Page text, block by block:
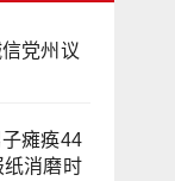
党州议
子瘫痪44
纸消磨时